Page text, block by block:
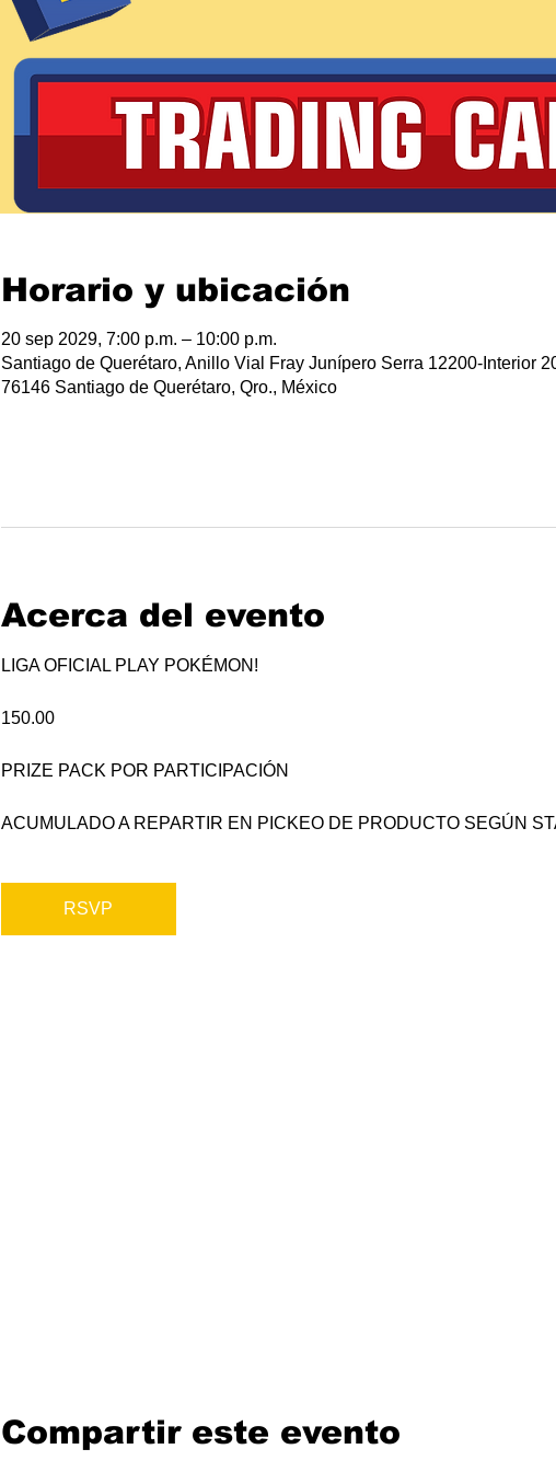
Horario y ubicación
20 sep 2029, 7:00 p.m. – 10:00 p.m.
Santiago de Querétaro, Anillo Vial Fray Junípero Serra 12200-Interior
76146 Santiago de Querétaro, Qro., México
Acerca del evento
LIGA OFICIAL PLAY POKÉMON!
150.00
PRIZE PACK POR PARTICIPACIÓN
ACUMULADO A REPARTIR EN PICKEO DE PRODUCTO SEGÚN
RSVP
Compartir este evento